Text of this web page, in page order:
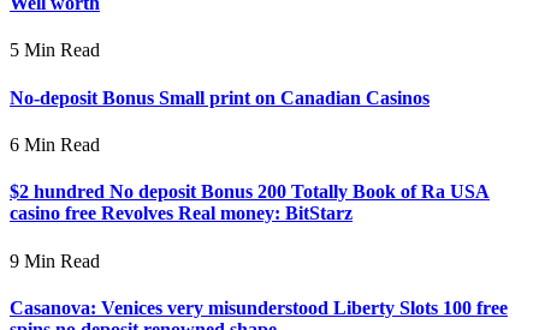
5 Min Read
No-deposit Bonus Small print on Canadian Casinos
6 Min Read
$2 hundred No deposit Bonus 200 Totally Book of Ra USA
casino free Revolves Real money: BitStarz
9 Min Read
Casanova: Venices very misunderstood Liberty Slots 100 free